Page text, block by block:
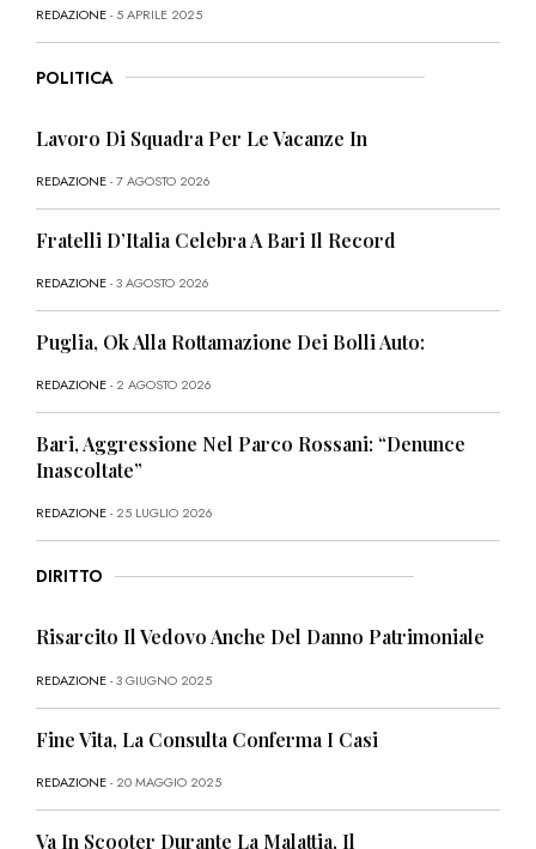
REDAZIONE- 5 APRILE 2025
POLITICA
Lavoro Di Squadra Per Le Vacanze In
REDAZIONE- 7 AGOSTO 2026
Fratelli D’Italia Celebra A Bari Il Record
REDAZIONE- 3 AGOSTO 2026
Puglia, Ok Alla Rottamazione Dei Bolli Auto:
REDAZIONE- 2 AGOSTO 2026
Bari, Aggressione Nel Parco Rossani: “Denunce
Inascoltate”
REDAZIONE- 25 LUGLIO 2026
DIRITTO
Risarcito Il Vedovo Anche Del Danno Patrimoniale
REDAZIONE- 3 GIUGNO 2025
Fine Vita, La Consulta Conferma I Casi
REDAZIONE- 20 MAGGIO 2025
Va In Scooter Durante La Malattia, Il